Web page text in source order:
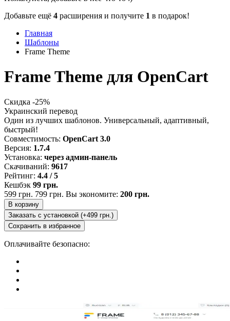
Добавьте ещё 4 расширения и получите 1 в подарок!
Главная
Шаблоны
Frame Theme
Frame Theme для OpenCart
Скидка -25%
Украинский перевод
Один из лучших шаблонов. Универсальный, адаптивный,
быстрый!
Совместимость: OpenCart 3.0
Версия: 1.7.4
Установка: через админ-панель
Скачиваний: 9617
Рейтинг: 4.4 / 5
Кешбэк 99 грн.
599 грн. 799 грн. Вы экономите: 200 грн.
В корзину
Заказать с установкой (+499 грн.)
Сохранить в избранное
Оплачивайте безопасно: